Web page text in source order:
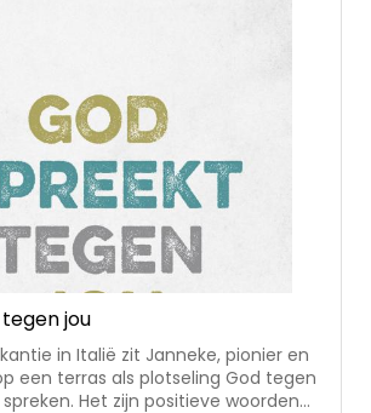
jou
in Italië zit Janneke, pionier en
een terras als plotseling God tegen
Het zijn positieve woorden